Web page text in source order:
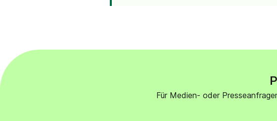
Für Medien- oder